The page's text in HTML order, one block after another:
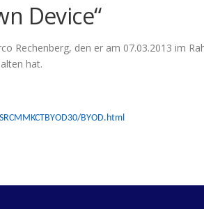
Device“
Rechenberg, den er am 07.03.2013 im
hat.
BYOD.html